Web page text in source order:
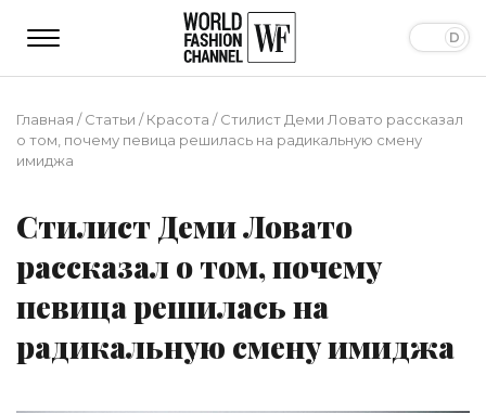
Главная /Статьи /Красота /Стилист Деми Ловато рассказал
о том, почему певица решилась на радикальную смену
имиджа
Стилист Деми Ловато
рассказал о том, почему
певица решилась на
радикальную смену имиджа